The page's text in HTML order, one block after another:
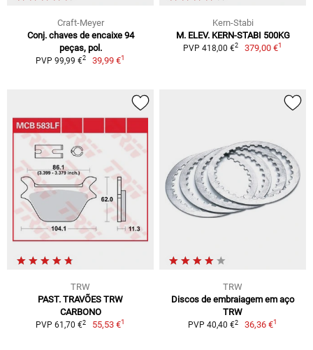
Craft-Meyer
Conj. chaves de encaixe 94
peças, pol.
PVP 99,99 €2 39,99 €1
Kern-Stabi
M. ELEV. KERN-STABI 500KG
PVP 418,00 €2 379,00 €1
TRW
PAST. TRAVÕES TRW
CARBONO
PVP 61,70 €2 55,53 €1
TRW
Discos de embraiagem em aço
TRW
PVP 40,40 €2 36,36 €1